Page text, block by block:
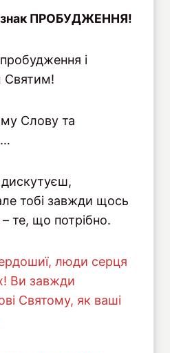
ПРОБУДЖЕННЯ!
і
Святим!
Слову та
тобі завжди щось
те, що потрібно.
люди серця
Ви завжди
Святому, як ваші